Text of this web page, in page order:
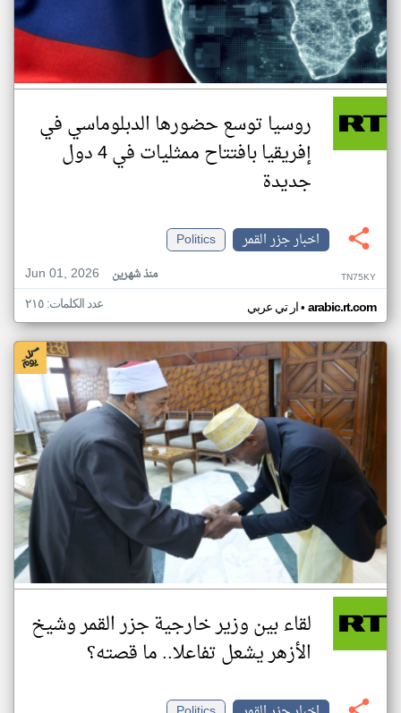
روسيا توسع حضورها الدبلوماسي في
إفريقيا بافتتاح ممثليات في 4 دول
جديدة
اخبار جزر القمر
Politics
Jun 01, 2026
منذ شهرين TN75KY
ار تي عربي• arabic.rt.com عدد الكلمات: ٢١٥
لقاء بين وزير خارجية جزر القمر وشيخ
الأزهر يشعل تفاعلا.. ما قصته؟